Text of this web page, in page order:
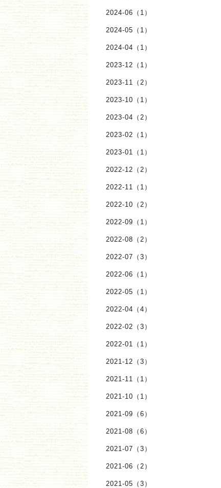
2024-06（1）
2024-05（1）
2024-04（1）
2023-12（1）
2023-11（2）
2023-10（1）
2023-04（2）
2023-02（1）
2023-01（1）
2022-12（2）
2022-11（1）
2022-10（2）
2022-09（1）
2022-08（2）
2022-07（3）
2022-06（1）
2022-05（1）
2022-04（4）
2022-02（3）
2022-01（1）
2021-12（3）
2021-11（1）
2021-10（1）
2021-09（6）
2021-08（6）
2021-07（3）
2021-06（2）
2021-05（3）